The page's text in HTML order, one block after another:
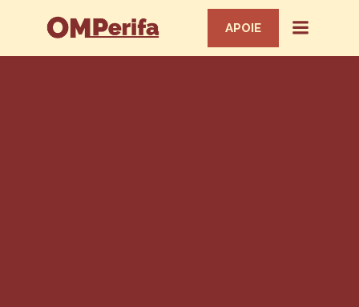
APOIE